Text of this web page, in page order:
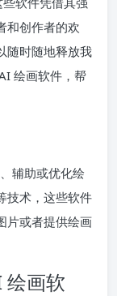
和创作者的欢
随时随地释放我
绘画软件，帮
辅助或优化绘
技术，这些软件
片或者提供绘画
绘画软